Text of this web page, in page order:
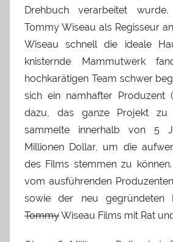
Drehbuch verarbeitet
Tommy Wiseau als Regisseur
Wiseau schnell die ideale
knisternde Mammutwerk
hochkarätigen Team schwer
sich ein namhafter Produzent
dazu, das ganze Projekt zu
sammelte innerhalb von 5
Millionen Dollar, um die
des Films stemmen zu
vom ausführenden
sowie der neu gegründeten
TommyWiseau Films mit Rat